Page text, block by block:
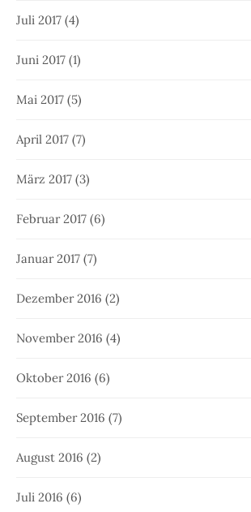
Juli 2017 (4)
Juni 2017 (1)
Mai 2017 (5)
April 2017 (7)
März 2017 (3)
Februar 2017 (6)
Januar 2017 (7)
Dezember 2016 (2)
November 2016 (4)
Oktober 2016 (6)
September 2016 (7)
August 2016 (2)
Juli 2016 (6)